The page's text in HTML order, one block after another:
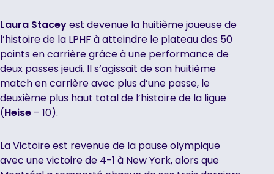
Laura Staceyest devenue la huitième joueuse de
l’histoire de la LPHF à atteindre le plateau des 50
points en carrière grâce à une performance de
deux passes jeudi. Il s’agissait de son huitième
match en carrière avec plus d’une passe, le
deuxième plus haut total de l’histoire de la ligue
(Heise – 10).
La Victoire est revenue de la pause olympique
avec une victoire de 4-1 à New York, alors que